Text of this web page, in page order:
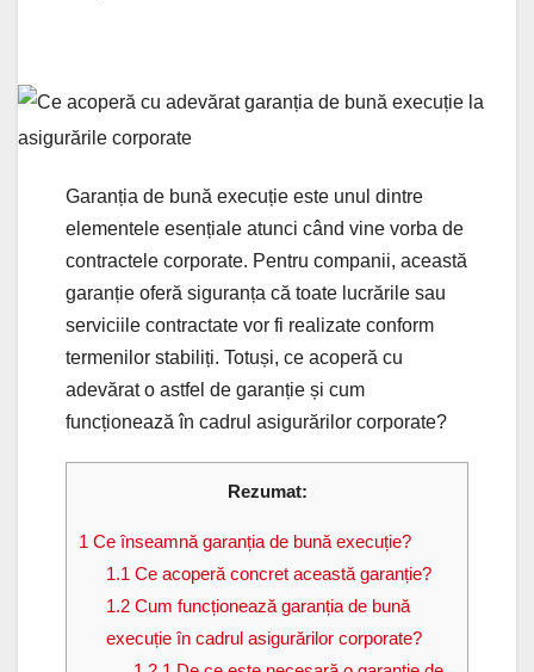
Garanția de bună execuție este unul dintre
elementele esențiale atunci când vine vorba de
contractele corporate. Pentru companii, această
garanție oferă siguranța că toate lucrările sau
serviciile contractate vor fi realizate conform
termenilor stabiliți. Totuși, ce acoperă cu
adevărat o astfel de garanție și cum
funcționează în cadrul asigurărilor corporate?
Rezumat:
1 Ce înseamnă garanția de bună execuție?
1.1 Ce acoperă concret această garanție?
1.2Cum funcționează garanția de bună
execuție în cadrul asigurărilor corporate?